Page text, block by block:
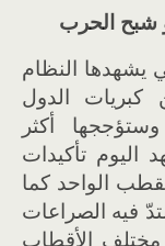
شبح الحرب
يشهدها النظام
كبريات الدول
أكثر
اليوم تأكيدات
الواحد كما
فيه الصراعات
مختلف الأقطاب